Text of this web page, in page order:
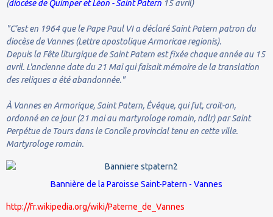
(diocèse de Quimper et Léon - Saint Patern 15 avril)
"C'est en 1964 que le Pape Paul VI a déclaré Saint Patern patron du
diocèse de Vannes (Lettre apostolique Armoricae regionis).
Depuis la Fête liturgique de Saint Patern est fixée chaque année au 15
avril. L'ancienne date du 21 Mai qui faisait mémoire de la translation
des reliques a été abandonnée."
À Vannes en Armorique, Saint Patern, Évêque, qui fut, croit-on,
ordonné en ce jour (21 mai au martyrologe romain, ndlr) par Saint
Perpétue de Tours dans le Concile provincial tenu en cette ville.
Martyrologe romain.
Bannière de la Paroisse Saint-Patern - Vannes
http://fr.wikipedia.org/wiki/Paterne_de_Vannes